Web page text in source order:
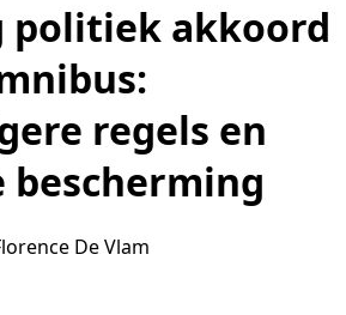
politiek akkoord
regels en
bescherming
De Vlam